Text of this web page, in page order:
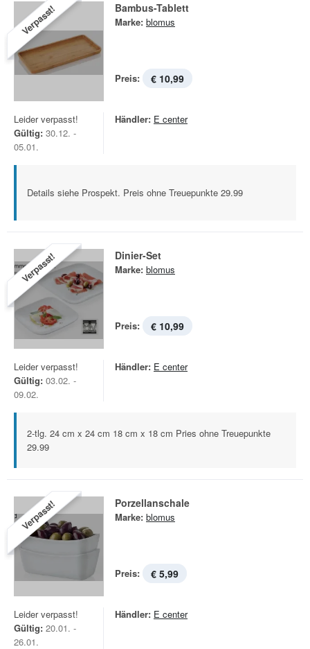
Verpasst! Bambus-Tablett
Marke: blomus
Preis: € 10,99
Leider verpasst!
Gültig: 30.12. -
05.01.
Händler: E center
Details siehe Prospekt. Preis ohne Treuepunkte 29.99
Verpasst! Dinier-Set
Marke: blomus
Preis: € 10,99
Leider verpasst!
Gültig: 03.02. -
09.02.
Händler: E center
2-tlg. 24 cm x 24 cm 18 cm x 18 cm Pries ohne Treuepunkte
29.99
Verpasst! Porzellanschale
Marke: blomus
Preis: € 5,99
Leider verpasst!
Gültig: 20.01. -
26.01.
Händler: E center